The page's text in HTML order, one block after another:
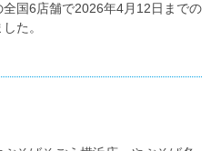
国6店舗で2026年4月12日までの
た。